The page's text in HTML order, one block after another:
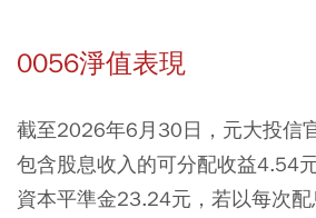
0056淨值表現
截至2026年6月30日，元大投信
包含股息收入的可分配收益4.54
資本平準金23.24元，若以每次配